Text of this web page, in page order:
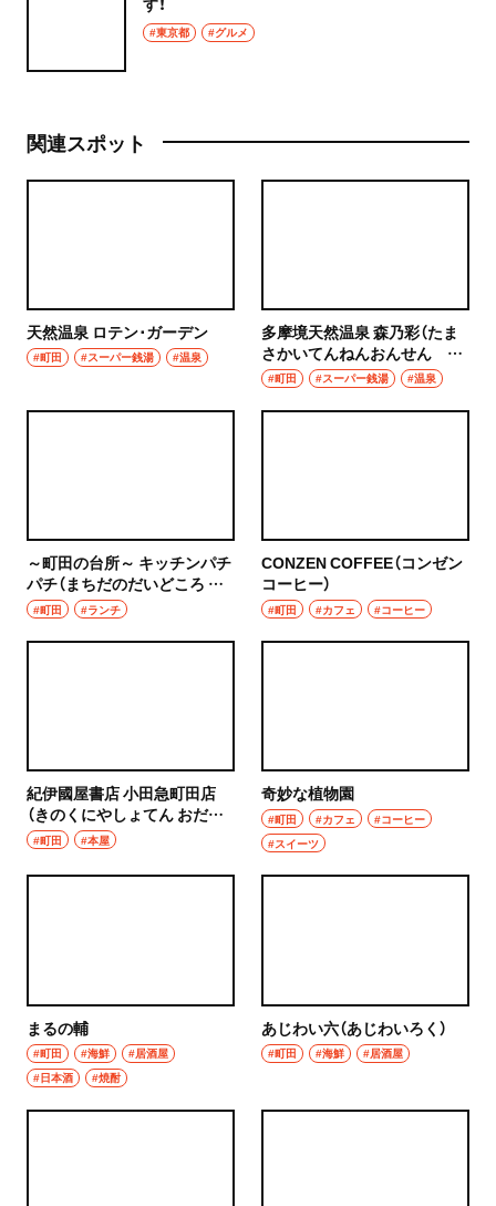
#東京都 #グルメ
関連スポット
天然温泉 ロテン･ガーデン
#町田 #スーパー銭湯 #温泉
多摩境天然温泉 森乃彩（たま
さかいてんねんおんせん も
りのいろどり）
#町田 #スーパー銭湯 #温泉
～町田の台所～ キッチンパチ
パチ（まちだのだいどころ き
っちんぱちぱち）
#町田 #ランチ
CONZEN COFFEE（コンゼン
コーヒー）
#町田 #カフェ #コーヒー
紀伊國屋書店 小田急町田店
（きのくにやしょてん おだき
ゅうまちだてん）
#町田 #本屋
奇妙な植物園
#町田 #カフェ
#コーヒー
#スイーツ
まるの輔
#町田 #海鮮
#居酒屋
#日本酒
#焼酎
あじわい六（あじわいろく）
#町田 #海鮮 #居酒屋